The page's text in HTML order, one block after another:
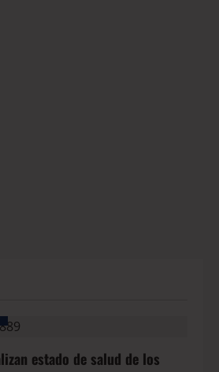
estado de salud de los